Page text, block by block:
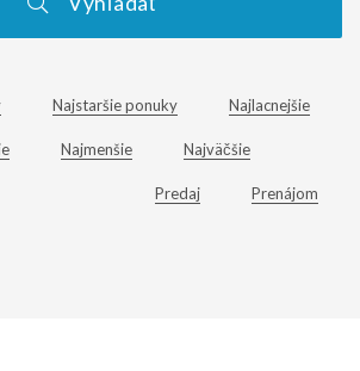
Najstaršie ponuky Najlacnejšie
Najmenšie Najväčšie
Predaj Prenájom